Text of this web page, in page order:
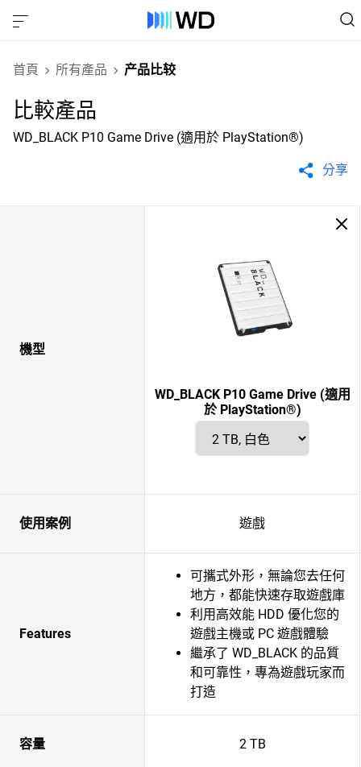
首頁 所有產品 产品比较
比較產品
WD_BLACK P10 Game Drive (適用於 PlayStation®)
分享
機型
WD_BLACK P10 Game Drive (適用
於 PlayStation®)
使用案例 遊戲
Features
可攜式外形，無論您去任何
地方，都能快速存取遊戲庫
利用高效能 HDD 優化您的
遊戲主機或 PC 遊戲體驗
繼承了 WD_BLACK 的品質
和可靠性，專為遊戲玩家而
打造
容量 2 TB